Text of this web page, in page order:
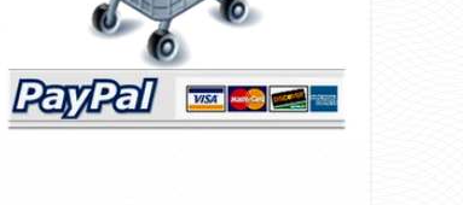
Amor a Medianoche
Amor en Conserva (VENDIDO)
Amor que Mata
Amor sin Refugio